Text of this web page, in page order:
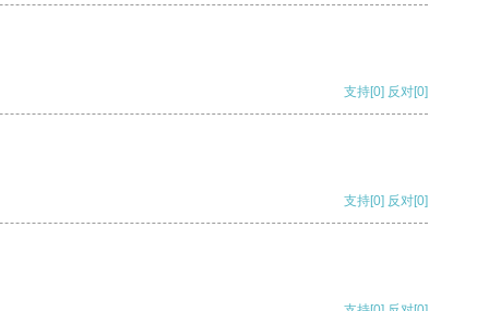
支持[0] 反对[0]
支持[0] 反对[0]